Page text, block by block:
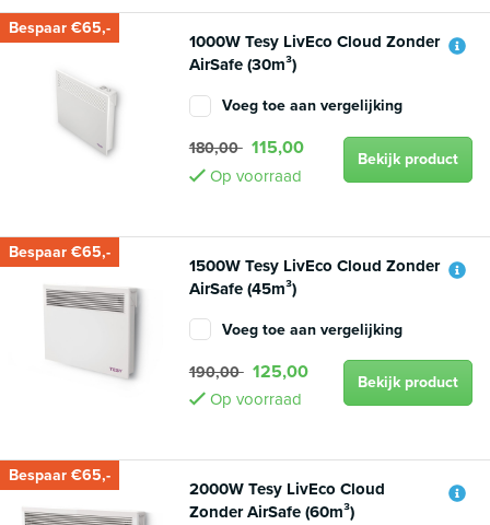
Bespaar €65,-
1000W Tesy LivEco Cloud Zonder
AirSafe (30m³)
Voeg toe aan vergelijking
180,00 115,00
Op voorraad
Bekijk product
Bespaar €65,-
1500W Tesy LivEco Cloud Zonder
AirSafe (45m³)
Voeg toe aan vergelijking
190,00 125,00
Op voorraad
Bekijk product
Bespaar €65,-
2000W Tesy LivEco Cloud
Zonder AirSafe (60m³)